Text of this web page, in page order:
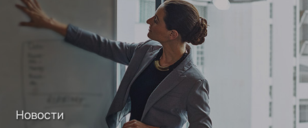
Новости